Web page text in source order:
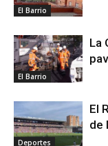
El Barrio
El Barrio
La
Deportes
El
de